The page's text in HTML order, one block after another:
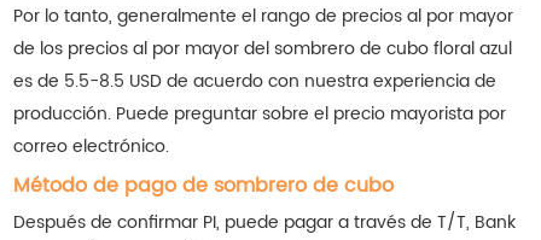
Por lo tanto, generalmente el rango de precios al por mayor
de los precios al por mayor del sombrero de cubo floral azul
es de 5.5-8.5 USD de acuerdo con nuestra experiencia de
producción. Puede preguntar sobre el precio mayorista por
correo electrónico.
Método de pago de sombrero de cubo
Después de confirmar PI, puede pagar a través de T/T, Bank